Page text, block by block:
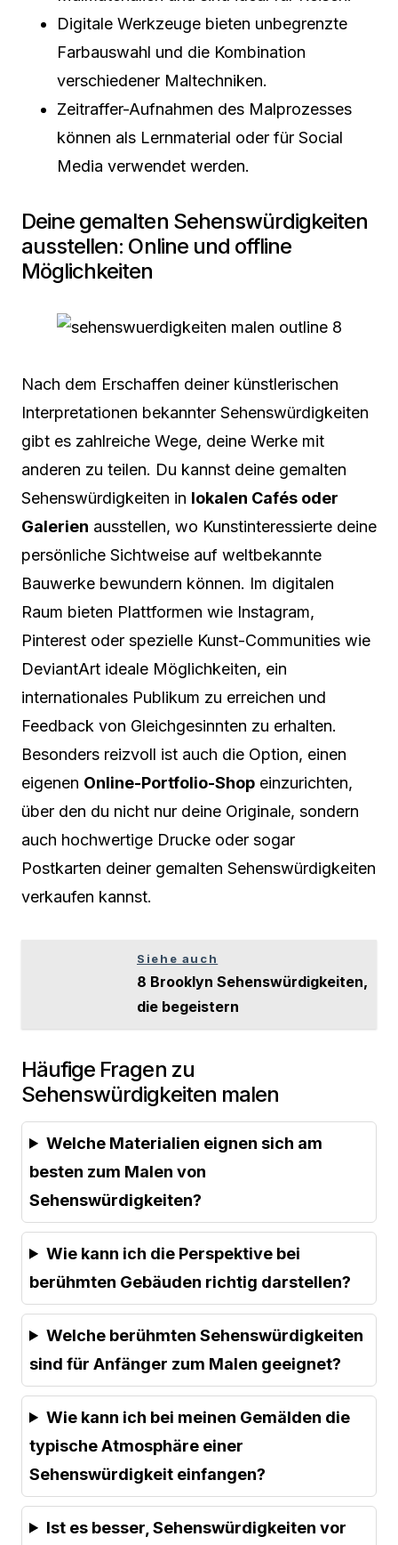
Digitale Werkzeuge bieten unbegrenzte
Farbauswahl und die Kombination
verschiedener Maltechniken.
Zeitraffer-Aufnahmen des Malprozesses
können als Lernmaterial oder für Social
Media verwendet werden.
Deine gemalten Sehenswürdigkeiten
ausstellen: Online und offline
Möglichkeiten
Nach dem Erschaffen deiner künstlerischen
Interpretationen bekannter Sehenswürdigkeiten
gibt es zahlreiche Wege, deine Werke mit
anderen zu teilen. Du kannst deine gemalten
Sehenswürdigkeiten in lokalen Cafés oder
Galerien ausstellen, wo Kunstinteressierte deine
persönliche Sichtweise auf weltbekannte
Bauwerke bewundern können. Im digitalen
Raum bieten Plattformen wie Instagram,
Pinterest oder spezielle Kunst-Communities wie
DeviantArt ideale Möglichkeiten, ein
internationales Publikum zu erreichen und
Feedback von Gleichgesinnten zu erhalten.
Besonders reizvoll ist auch die Option, einen
eigenen Online-Portfolio-Shop einzurichten,
über den du nicht nur deine Originale, sondern
auch hochwertige Drucke oder sogar
Postkarten deiner gemalten Sehenswürdigkeiten
verkaufen kannst.
Siehe auch
8 Brooklyn Sehenswürdigkeiten,
die begeistern
Häufige Fragen zu
Sehenswürdigkeiten malen
Welche Materialien eignen sich am
besten zum Malen von
Sehenswürdigkeiten?
Wie kann ich die Perspektive bei
berühmten Gebäuden richtig darstellen?
Welche berühmten Sehenswürdigkeiten
sind für Anfänger zum Malen geeignet?
Wie kann ich bei meinen Gemälden die
typische Atmosphäre einer
Sehenswürdigkeit einfangen?
Ist es besser, Sehenswürdigkeiten vor